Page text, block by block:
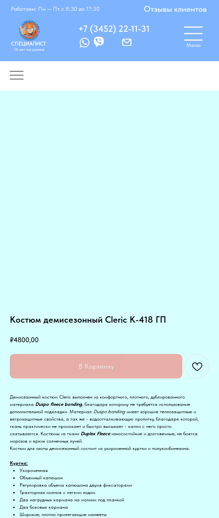
Работаем: Пн — Пт с 8:30 до 17:30 Отзывы клиентов
Работаем: Понедельник — Пятница с 8:30
до 17:30
16 лет на рынке
СПЕЦИАЛИСТ Меню
+7 (3452) 22-11-31
Костюм демисезонный Cleric К-418 ГП
₽4800,00
В Корзинку
Демисезонный костюм Cleric выполнен из комфортного, плотного, дублированного
материала Duspo fleece bonding, благодаря которому не требуется использование
дополнительной подкладки. Материал Duspo bonding имеет хорошие теплозащитные и
ветрозащитные свойства, а так же - водоотталкивающую пропитку, благодаря которой,
ткань практически не промокает и быстро высыхает - капли с него просто
скатываются. Костюмы из ткани Duplex Fleeceизносостойкие и долговечные, не боятся
морозов и ярких солнечных лучей.
Костюм для охоты демисезонный состоит из укороченной куртки и полукомбинезона.
Куртка:
Укороченная
Объемный капюшон
Регулировка объема капюшона двумя фиксаторами
Тракторная молния с легким ходом
Два нагрудных кармана на молнии под планкой
Два боковых кармана
Широкие, плотно прилегающие манжеты